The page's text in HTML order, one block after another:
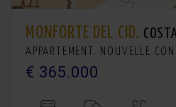
MONFORTE DEL CID.
APPARTEMENT. NOUVELLE
€ 365.000